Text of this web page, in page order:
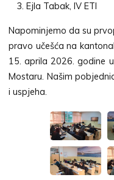
Ejla Tabak, IV ETI
Napominjemo da su
pravo učešća na
15. aprila 2026. godine
Mostaru. Našim
i uspjeha.